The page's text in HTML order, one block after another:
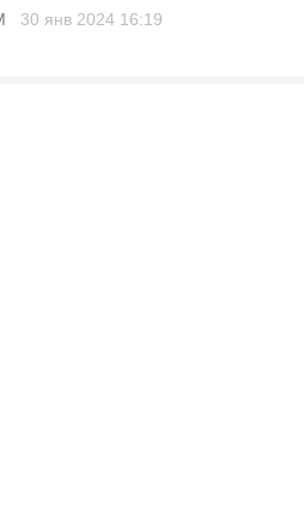
30 янв 2024 16:19